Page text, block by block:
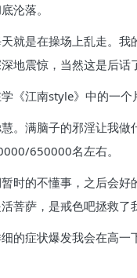
沦落。
就是在操场上乱走。
地震惊，当然这是后话
《江南style》中的一
。满脑子的邪淫让我
650000名左右。
时的不懂事，之后会
菩萨，是戒色吧拯救
的症状爆发我会在高一